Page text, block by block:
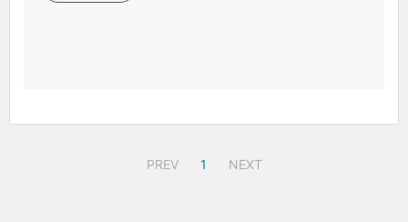
PREV 1 NEXT